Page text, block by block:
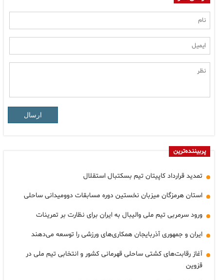
ارسال
پربیننده‌ترین
تمدید قرارداد کاپیتان تیم بسکتبال استقلال
استان هرمزگان میزبان نخستین دوره مسابقات دوومیدانی ساحلی
ورود سرمربی تیم ملی والیبال به ایران برای نظارت بر تمرینات
ایران و جمهوری آذربایجان همکاری‌های ورزشی را توسعه می‌دهند
آغاز رقابت‌های کشتی ساحلی قهرمانی کشور و انتخابی تیم ملی در
قزوین